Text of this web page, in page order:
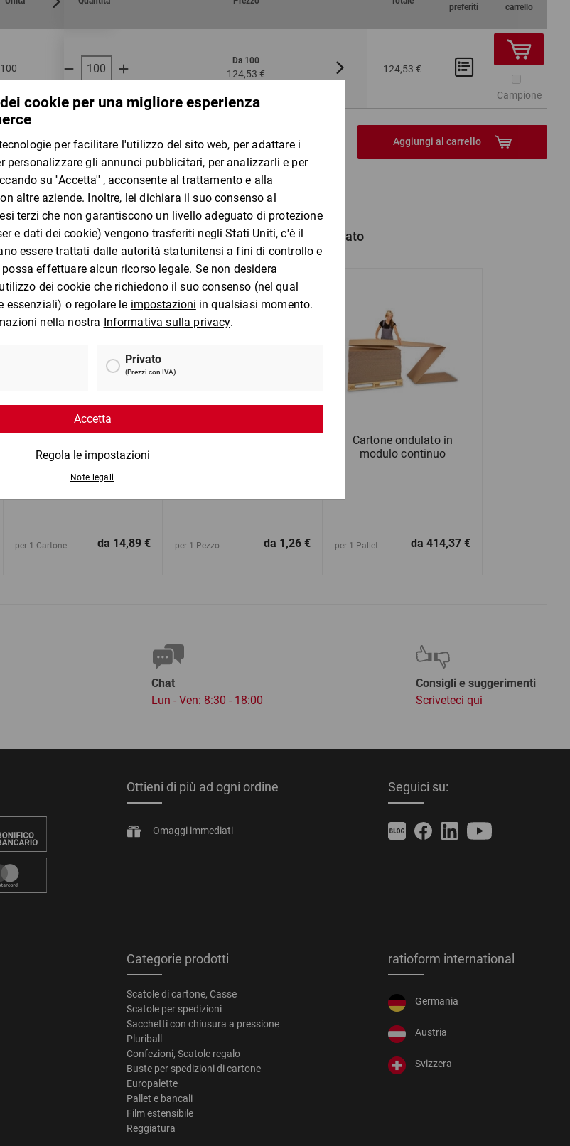
preferiti
carrello
100
Da 100
124,53 € 114,56 €
124,53 €
Campione
Aggiungi al carrello
I clienti che hanno visto questo prodotto hanno anche comprato
1,25 kg
per 1 Cartone da 14,89 € per 1 Pezzo da 1,26 €
Cartone ondulato in
modulo continuo
per 1 Pallet da 414,37 €
Chat
Lun - Ven: 8:30 - 18:00
Consigli e suggerimenti
Scriveteci qui
Ottieni di più ad ogni ordine
Omaggi immediati
Seguici su:
Categorie prodotti
Scatole di cartone, Casse
Scatole per spedizioni
Sacchetti con chiusura a pressione
Pluriball
Confezioni, Scatole regalo
Buste per spedizioni di cartone
Europalette
Pallet e bancali
Film estensibile
Reggiatura
ratioform international
Germania
Austria
Svizzera